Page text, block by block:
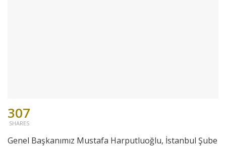
307
SHARES
Genel Başkanımız Mustafa Harputluoğlu, İstanbul Şube